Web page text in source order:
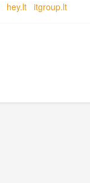
hey.lt itgroup.lt